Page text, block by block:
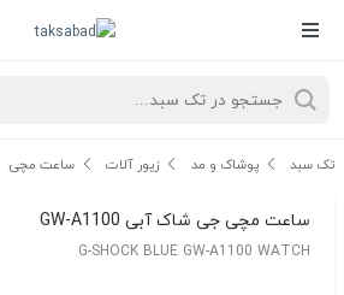
تک سبد پوشاک و مد زیور آلات ساعت مچی
ساعت مچی جی شاک آبی GW-A1100
G-SHOCK BLUE GW-A1100 WATCH